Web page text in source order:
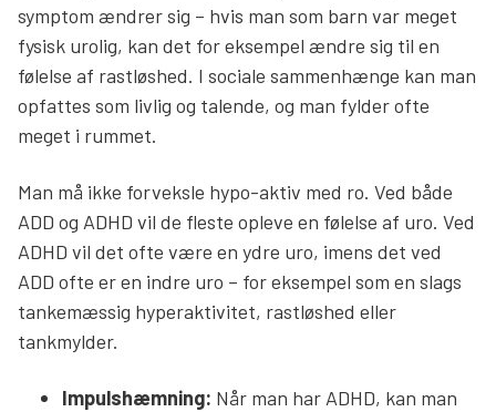
symptom ændrer sig – hvis man som barn var meget
fysisk urolig, kan det for eksempel ændre sig til en
følelse af rastløshed. I sociale sammenhænge kan man
opfattes som livlig og talende, og man fylder ofte
meget i rummet.
Man må ikke forveksle hypo-aktiv med ro. Ved både
ADD og ADHD vil de fleste opleve en følelse af uro. Ved
ADHD vil det ofte være en ydre uro, imens det ved
ADD ofte er en indre uro – for eksempel som en slags
tankemæssig hyperaktivitet, rastløshed eller
tankmylder.
Impulshæmning: Når man har ADHD, kan man